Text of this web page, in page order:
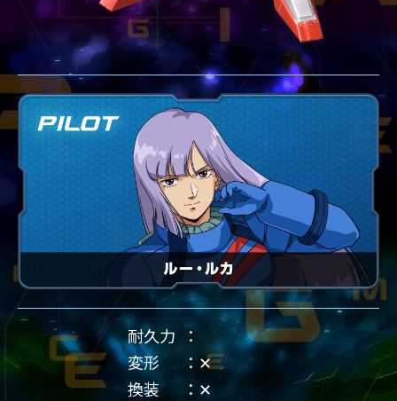
耐久力
変形
✕
換装
✕